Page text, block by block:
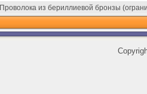
Проволока из бериллиевой бронзы